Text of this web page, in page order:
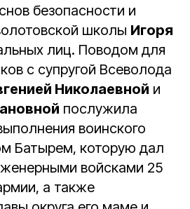
безопасности и
школы Игоря
лиц. Поводом для
с супругой Всеволода
Николаевной и
послужила
воинского
Батырем, которую дал
войсками 25
а также